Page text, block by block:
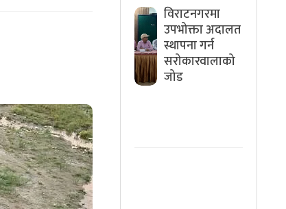
विराटनगरमा
उपभोक्ता अदालत
स्थापना गर्न
सरोकारवालाको
जोड